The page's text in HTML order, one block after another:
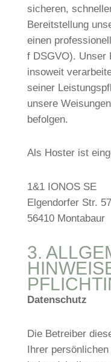
sicheren,
Bereitstellung
einen
f DSGVO). Unser
insoweit
seiner
unsere
befolgen.
Als Hoster ist
1&1 IONOS SE
Elgendorfer Str. 57
56410 Montabaur
3.
Datenschutz
Die Betreiber
Ihrer